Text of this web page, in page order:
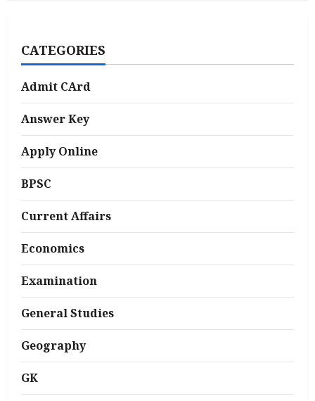
CATEGORIES
Admit CArd
Answer Key
Apply Online
BPSC
Current Affairs
Economics
Examination
General Studies
Geography
GK